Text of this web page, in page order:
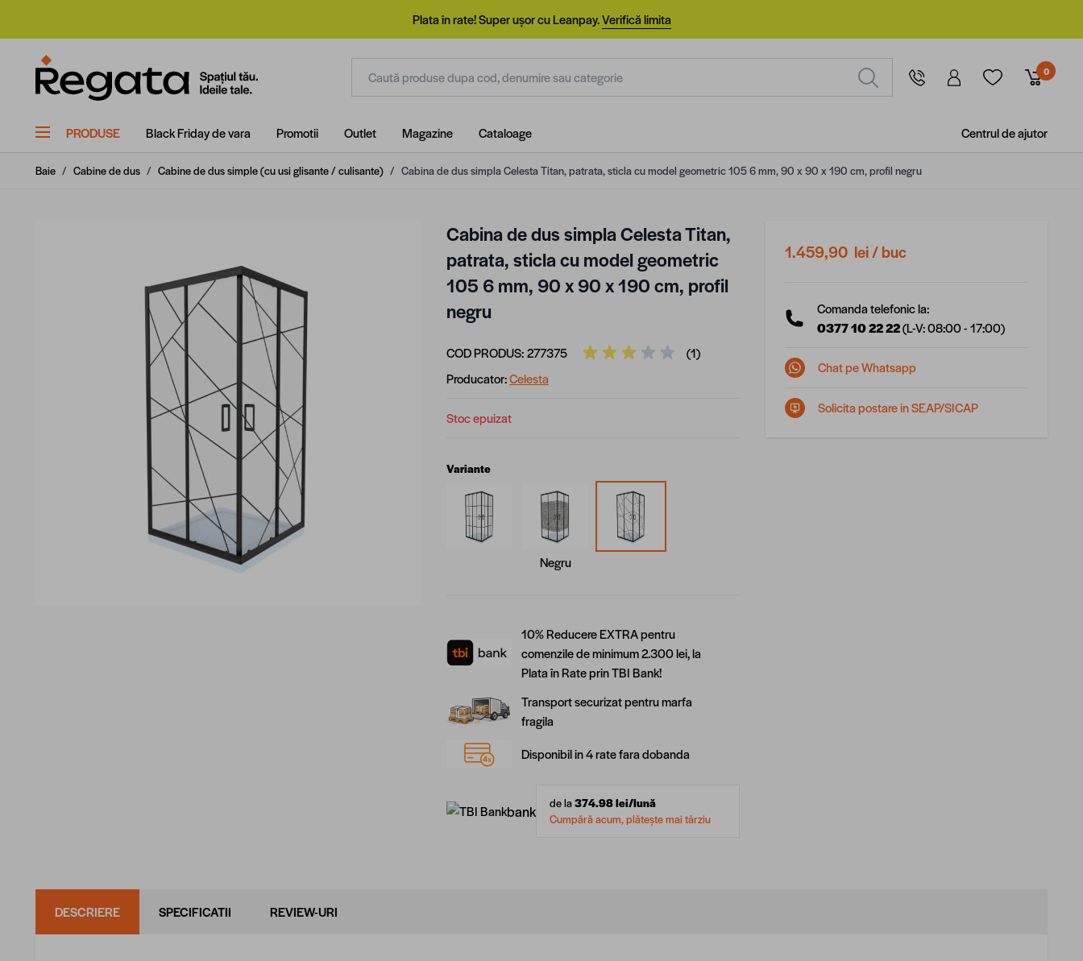
Plata în rate! Super ușor cu Leanpay.Verifică limita
0
PRODUSE Black Friday de vara Promotii Outlet Magazine Cataloage Centrul de ajutor
Baie / Cabine de dus / Cabine de dus simple (cu usi glisante / culisante) / Cabina de dus simpla Celesta Titan, patrata, sticla cu model geometric 105 6 mm, 90 x 90 x 190 cm, profil negru
Cabina de dus simpla Celesta Titan,
patrata, sticla cu model geometric
105 6 mm, 90 x 90 x 190 cm, profil
negru
COD PRODUS:277375
(1)
Producator:Celesta
Stoc epuizat
Variante
Negru
10% Reducere EXTRA pentru
comenzile de minimum 2.300 lei, la
Plata în Rate prin TBI Bank!
Transport securizat pentru marfa
fragila
Disponibil in 4 rate fara dobanda
bank de la374.98lei/lună
Cumpără acum, plătește mai târziu
1.459,90 lei/ buc
Comanda telefonic la:
0377 10 22 22(L-V: 08:00 - 17:00)
Chat pe Whatsapp
Solicita postare in SEAP/SICAP
DESCRIERE SPECIFICATII REVIEW-URI